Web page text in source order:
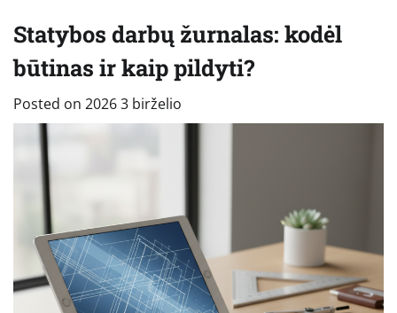
Statybos darbų žurnalas: kodėl
būtinas ir kaip pildyti?
Posted on 2026 3 birželio